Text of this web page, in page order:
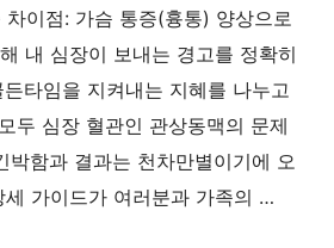
이점: 가슴 통증(흉통) 양상으로
내 심장이 보내는 경고를 정확히
타임을 지켜내는 지혜를 나누고
두 심장 혈관인 관상동맥의 문제
박함과 결과는 천차만별이기에 오
세 가이드가 여러분과 가족의 …